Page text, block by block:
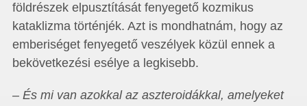
földrészek elpusztítását fenyegető kozmikus
kataklizma történjék. Azt is mondhatnám, hogy az
emberiséget fenyegető veszélyek közül ennek a
bekövetkezési esélye a legkisebb.
– És mi van azokkal az aszteroidákkal, amelyeket